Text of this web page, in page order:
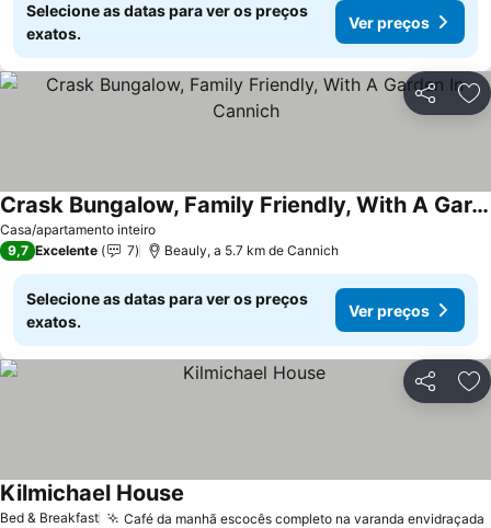
Selecione as datas para ver os preços
exatos.
Ver preços
Partilhar
Casa/apartamento inteiro
Crask Bungalow, Family Friendly, With A Garden In Cannich
9,7 Excelente 7 Beauly, a 5.7 km de Cannich
Selecione as datas para ver os preços
exatos.
Ver preços
Partilhar
Bed & Breakfast Café da manhã escocês completo na varanda envidraçada
Kilmichael House